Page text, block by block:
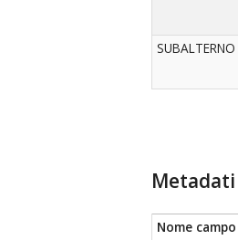
SUBALTERNO
Nome campo